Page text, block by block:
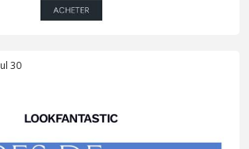
30